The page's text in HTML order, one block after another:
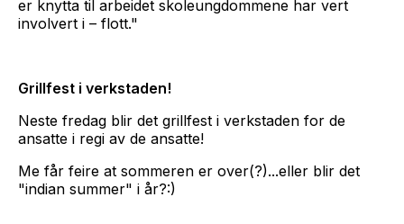
er knytta til arbeidet skoleungdommene har vert
involvert i – flott."
Grillfest i verkstaden!
Neste fredag blir det grillfest i verkstaden for de
ansatte i regi av de ansatte!
Me får feire at sommeren er over(?)...eller blir det
"indian summer" i år?:)